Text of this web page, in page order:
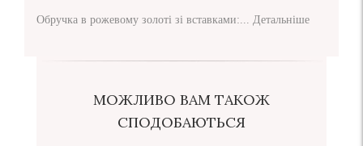
Обручка в рожевому золоті зі вставками:... Детальніше
МОЖЛИВО ВАМ ТАКОЖ
СПОДОБАЮТЬСЯ